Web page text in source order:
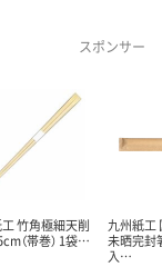
スポンサー
竹角極細天削
（帯巻） 1袋…
九州紙工
未晒完封
入…